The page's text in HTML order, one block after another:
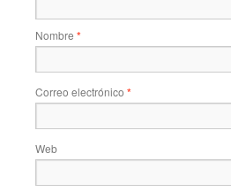
Nombre *
Correo electrónico *
Web